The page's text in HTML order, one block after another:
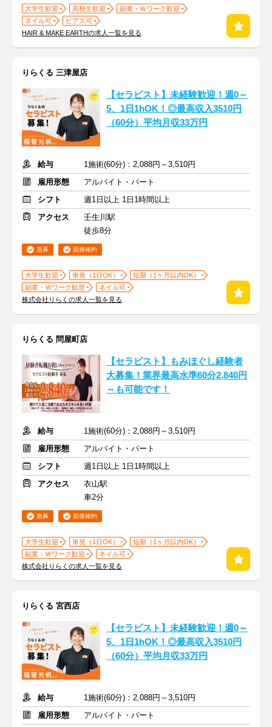
大学生歓迎 高校生歓迎
副業・Ｗワーク歓迎
ネイル可
ピアス可
HAIR & MAKE EARTHの求人一覧を見る
りらくる 三津屋店
【セラピスト】未経験歓迎！週0～
5、1日1hOK！◎最高収入3510円
（60分）平均月収33万円
給与
1施術(60分)：2,088円～3,510円
雇用形態
アルバイト・パート
シフト
週1日以上 1日1時間以上
アクセス
壬生川駅
徒歩8分
急募 面接確約
大学生歓迎 単発（1日OK）
短期（1ヶ月以内OK）
副業・Ｗワーク歓迎
ネイル可
株式会社りらくの求人一覧を見る
りらくる 問屋町店
【セラピスト】もみほぐし経験者
大募集！業界最高水準60分2,840円
～も可能です！
給与
1施術(60分)：2,088円～3,510円
雇用形態
アルバイト・パート
シフト
週1日以上 1日1時間以上
アクセス
衣山駅
車2分
急募 面接確約
大学生歓迎 単発（1日OK）
短期（1ヶ月以内OK）
副業・Ｗワーク歓迎
ネイル可
株式会社りらくの求人一覧を見る
りらくる 宮西店
【セラピスト】未経験歓迎！週0～
5、1日1hOK！◎最高収入3510円
（60分）平均月収33万円
給与
1施術(60分)：2,088円～3,510円
雇用形態
アルバイト・パート